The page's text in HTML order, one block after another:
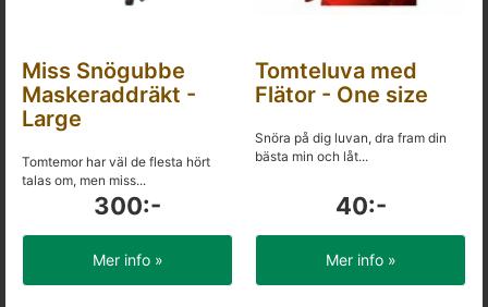
Miss Snögubbe
Maskeraddräkt -
Large
Tomtemor har väl de flesta hört
talas om, men miss...
300:-
Mer info »
Tomteluva med
Flätor - One size
Snöra på dig luvan, dra fram din
bästa min och låt...
40:-
Mer info »